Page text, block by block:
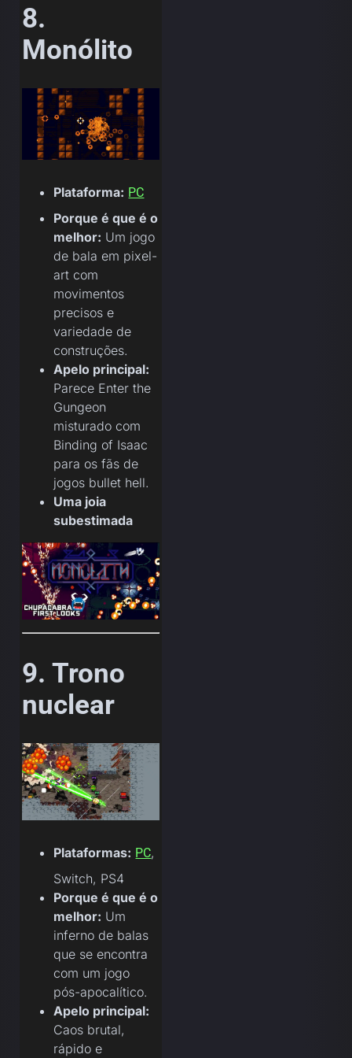
8.
Monólito
Plataforma: PC
Porque é que é o
melhor: Um jogo
de bala em pixel-
art com
movimentos
precisos e
variedade de
construções.
Apelo principal:
Parece Enter the
Gungeon
misturado com
Binding of Isaac
para os fãs de
jogos bullet hell.
Uma joia
subestimada
9. Trono
nuclear
Plataformas: PC,
Switch, PS4
Porque é que é o
melhor: Um
inferno de balas
que se encontra
com um jogo
pós-apocalítico.
Apelo principal:
Caos brutal,
rápido e